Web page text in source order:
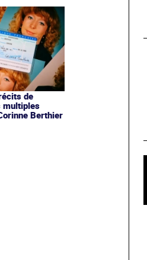
de
multiples
Berthier